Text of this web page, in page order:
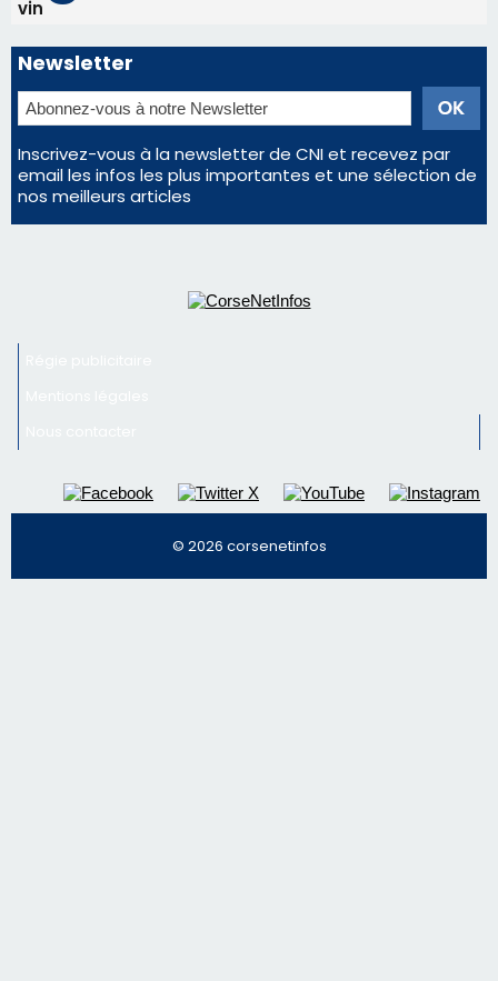
La gendarmerie alerte les restaurateurs corses
vin
Newsletter
Inscrivez-vous à la newsletter de CNI et recevez par
email les infos les plus importantes et une sélection de
Nous contacter